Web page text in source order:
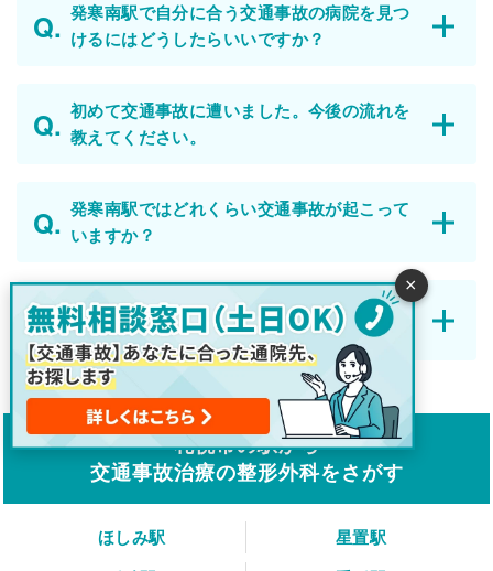
発寒南駅で自分に合う交通事故の病院を見つ
けるにはどうしたらいいですか？
初めて交通事故に遭いました。今後の流れを
教えてください。
発寒南駅ではどれくらい交通事故が起こって
いますか？
整形外科と整骨院・接骨院の違いはなんです
か？
札幌市の駅から
交通事故治療の整形外科をさがす
ほしみ駅
星置駅
×